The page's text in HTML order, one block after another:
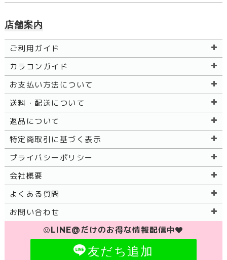
店舗案内
ご利用ガイド
カラコンガイド
お支払い方法について
送料・配送について
返品について
特定商取引に基づく表示
プライバシーポリシー
会社概要
よくある質問
お問い合わせ
LINE@だけのお得な情報配信中
友だち追加